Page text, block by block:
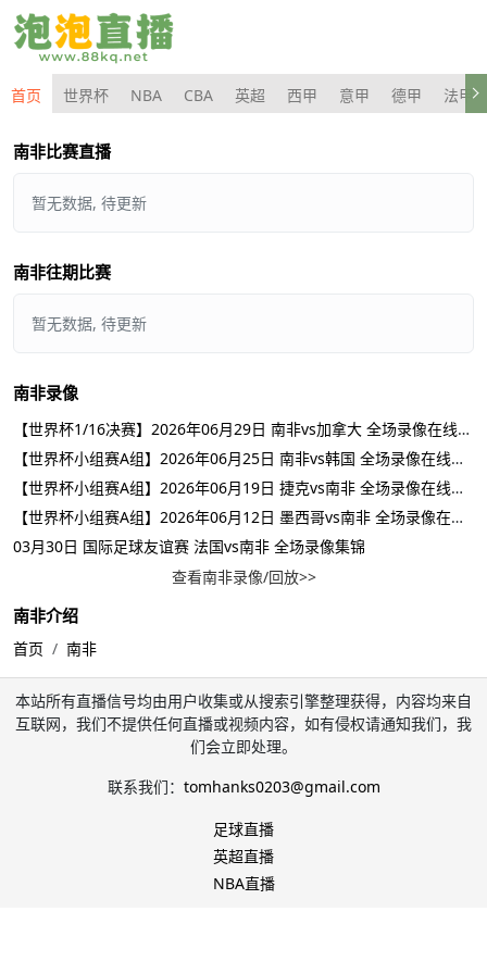
首页 世界杯 NBA CBA 英超 西甲 意甲 德甲 法甲
南非比赛直播
暂无数据, 待更新
南非往期比赛
暂无数据, 待更新
南非录像
【世界杯1/16决赛】2026年06月29日 南非vs加拿大 全场录像在线回放
【世界杯小组赛A组】2026年06月25日 南非vs韩国 全场录像在线回放
【世界杯小组赛A组】2026年06月19日 捷克vs南非 全场录像在线回放
【世界杯小组赛A组】2026年06月12日 墨西哥vs南非 全场录像在线回放
03月30日 国际足球友谊赛 法国vs南非 全场录像集锦
查看南非录像/回放>>
南非介绍
首页 南非
本站所有直播信号均由用户收集或从搜索引擎整理获得，内容均来自
互联网，我们不提供任何直播或视频内容，如有侵权请通知我们，我
们会立即处理。
联系我们： tomhanks0203@gmail.com
足球直播
英超直播
NBA直播